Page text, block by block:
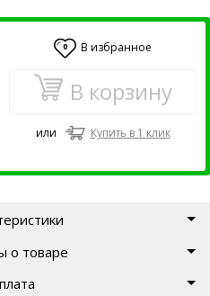
0 В избранное
В корзину
или Купить в 1 клик
о товаре